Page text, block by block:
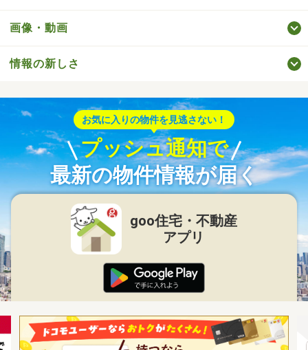
画像・動画
情報の新しさ
お気に入りの物件を見逃さない！
プッシュ通知で
最新の物件情報が届く
goo住宅・不動産
アプリ